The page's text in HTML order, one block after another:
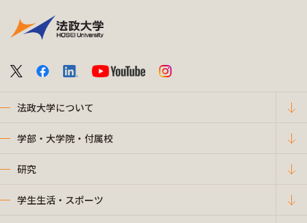
法政大学について
学部・大学院・付属校
研究
学生生活・スポーツ